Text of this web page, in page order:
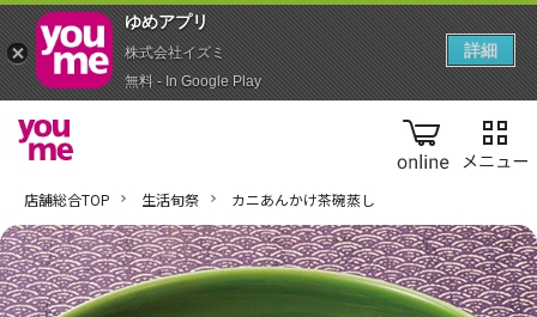
online
店舗総合TOP 生活旬祭 カニあんかけ茶碗蒸し
ゆめアプ‪リ‬
株式会社イズミ
無料 - In Google Play
詳細